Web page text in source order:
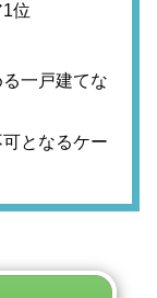
位
一戸建てな
となるケー